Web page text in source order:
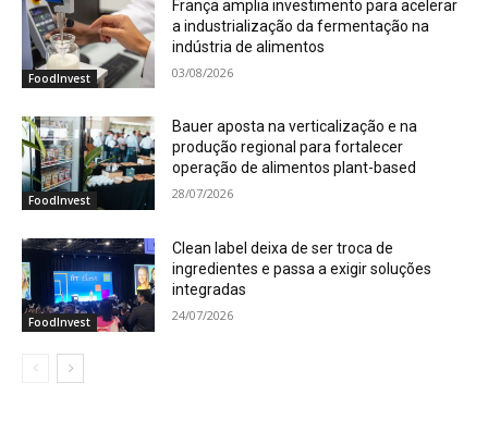
FoodInvest
França amplia investimento para acelerar
a industrialização da fermentação na
indústria de alimentos
03/08/2026
FoodInvest
Bauer aposta na verticalização e na
produção regional para fortalecer
operação de alimentos plant-based
28/07/2026
FoodInvest
Clean label deixa de ser troca de
ingredientes e passa a exigir soluções
integradas
24/07/2026